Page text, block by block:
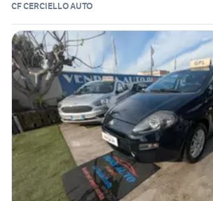
CF CERCIELLO AUTO